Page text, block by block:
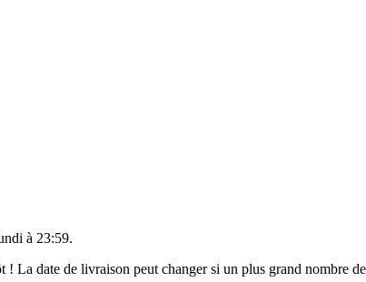
à 23:59.
La date de livraison peut changer si un plus grand nombre